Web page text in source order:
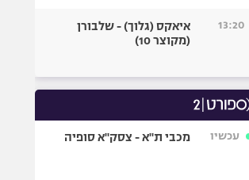
ספורט אולימפי
היאבקות WWE
ספורט מוטורי
13:20
איאקס (גלוך) - שלבורן
(מקוצר 10)
עכשיו מכבי ת"א - צסק"א סופיה